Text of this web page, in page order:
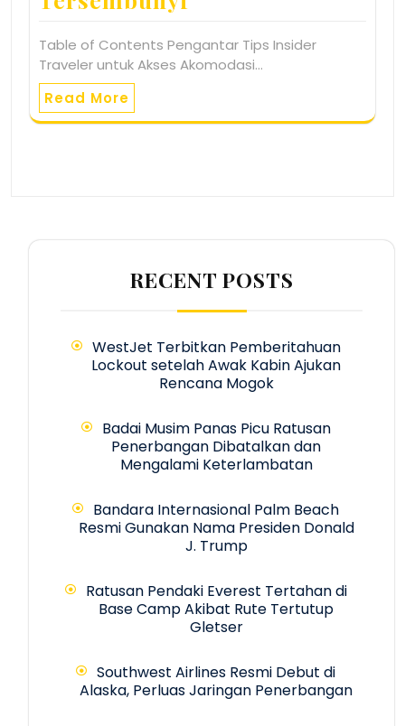
Table of Contents Pengantar Tips Insider
Traveler untuk Akses Akomodasi…
Read More
RECENT POSTS
WestJet Terbitkan Pemberitahuan
Lockout setelah Awak Kabin Ajukan
Rencana Mogok
Badai Musim Panas Picu Ratusan
Penerbangan Dibatalkan dan
Mengalami Keterlambatan
Bandara Internasional Palm Beach
Resmi Gunakan Nama Presiden Donald
J. Trump
Ratusan Pendaki Everest Tertahan di
Base Camp Akibat Rute Tertutup
Gletser
Southwest Airlines Resmi Debut di
Alaska, Perluas Jaringan Penerbangan